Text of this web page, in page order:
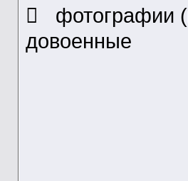
 фотографии
довоенные